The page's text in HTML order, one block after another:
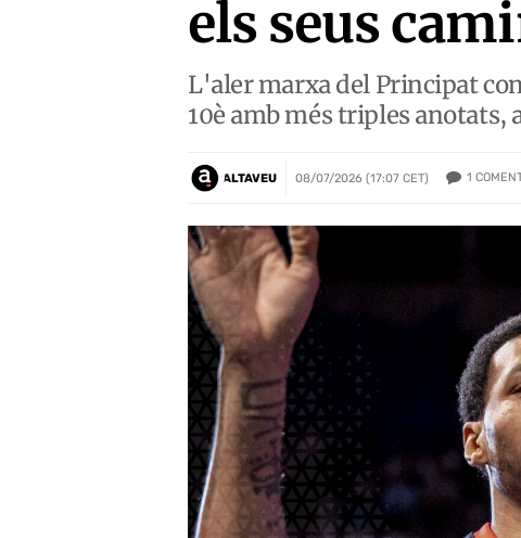
els seus
L'aler marxa del Principat
10è amb més triples anotats,
ALTAVEU 08/07/2026 (17:07 CET) 1